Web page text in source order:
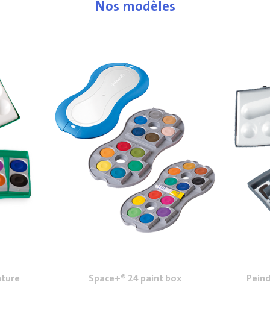
Nos modèles
Space+® 24 paint box